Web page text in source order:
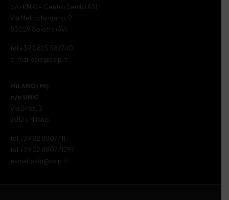
c/o UNIC – Centro Servizi ASI
Via Melito Iangano, 9
83029 Solofra (AV)
tel +39 0825 582740
e-mail ssip@ssip.it
MILANO (MI)
c/o UNIC
Via Brisa, 3
20123 Milano
tel +39 02 8807711
tel +39 02 880771297
e-mail ssip@ssip.it